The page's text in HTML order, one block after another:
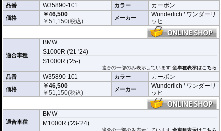
品番 W35890-101 カラー カーボン
価格
￥46,500
￥51,150(税込) メーカー
Wunderlich / ワンダーリ
ッヒ
適合車種
BMW
S1000R ('21-'24)
S1000R ('25-)
適合の一部のみ表示しています全車種表示はこちら
品番 W35890-101 カラー カーボン
価格
￥46,500
￥51,150(税込) メーカー
Wunderlich / ワンダーリ
ッヒ
適合車種
BMW
M1000R ('23-'24)